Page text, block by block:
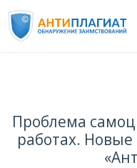
Проблема
работах.